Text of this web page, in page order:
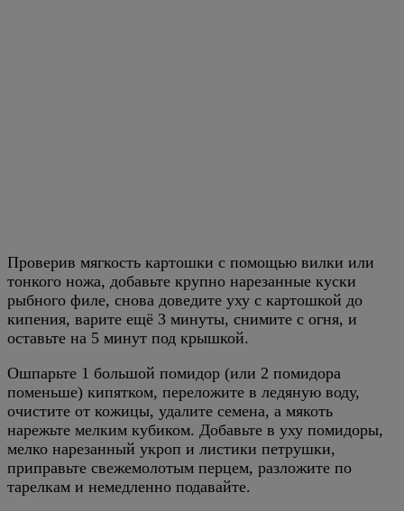
Проверив мягкость картошки с помощью вилки или
тонкого ножа, добавьте крупно нарезанные куски
рыбного филе, снова доведите уху с картошкой до
кипения, варите ещё 3 минуты, снимите с огня, и
оставьте на 5 минут под крышкой.
Ошпарьте 1 большой помидор (или 2 помидора
поменьше) кипятком, переложите в ледяную воду,
очистите от кожицы, удалите семена, а мякоть
нарежьте мелким кубиком. Добавьте в уху помидоры,
мелко нарезанный укроп и листики петрушки,
приправьте свежемолотым перцем, разложите по
тарелкам и немедленно подавайте.